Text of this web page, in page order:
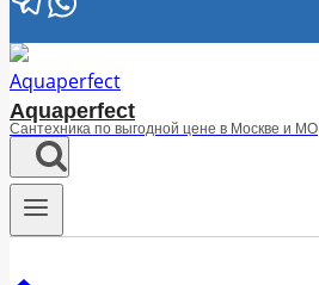
Aquaperfect
Сантехника по выгодной цене в Москве и МО